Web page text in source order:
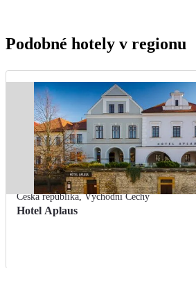
Podobné hotely v regionu
Česká republika,Východní Čechy
Hotel Aplaus